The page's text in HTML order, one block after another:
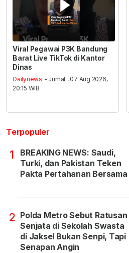
Viral Pegawai P3K Bandung
Barat Live TikTok di Kantor
Dinas
Dailynews - Jumat , 07 Aug 2026,
20:15 WIB
Terpopuler
1
BREAKING NEWS: Saudi,
Turki, dan Pakistan Teken
Pakta Pertahanan Bersama
2 Polda Metro Sebut Ratusan
Senjata di Sekolah Swasta
di Jaksel Bukan Senpi, Tapi
Senapan Angin